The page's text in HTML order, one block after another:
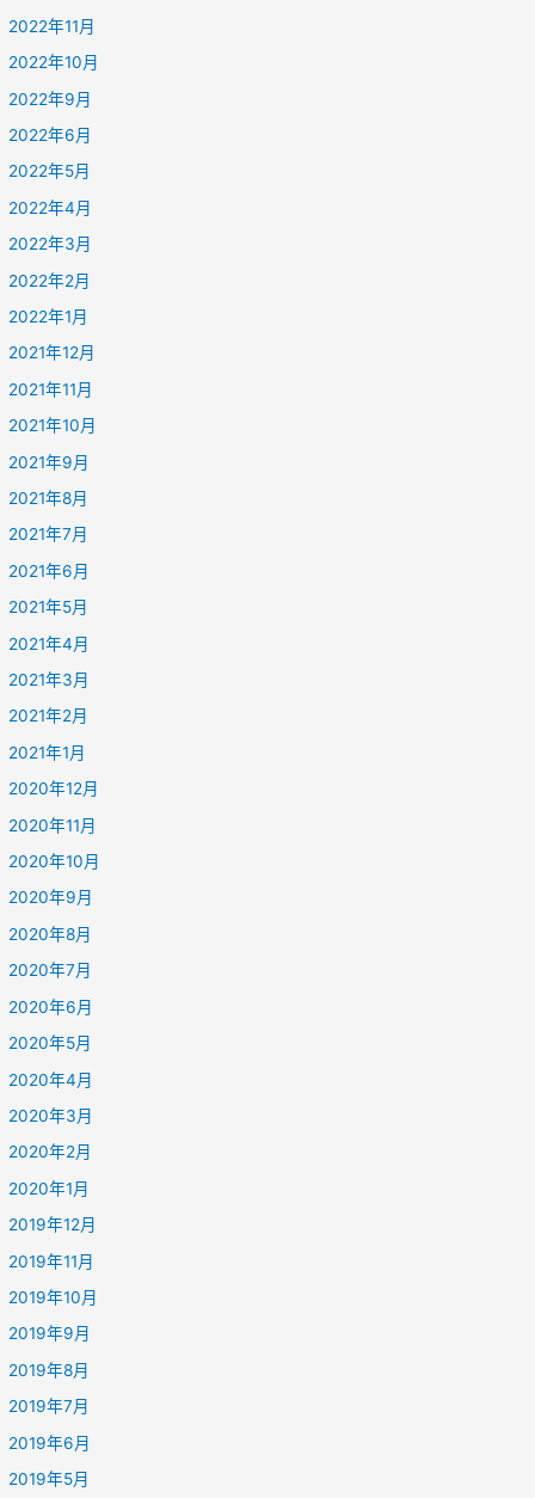
2022年11月
2022年10月
2022年9月
2022年6月
2022年5月
2022年4月
2022年3月
2022年2月
2022年1月
2021年12月
2021年11月
2021年10月
2021年9月
2021年8月
2021年7月
2021年6月
2021年5月
2021年4月
2021年3月
2021年2月
2021年1月
2020年12月
2020年11月
2020年10月
2020年9月
2020年8月
2020年7月
2020年6月
2020年5月
2020年4月
2020年3月
2020年2月
2020年1月
2019年12月
2019年11月
2019年10月
2019年9月
2019年8月
2019年7月
2019年6月
2019年5月